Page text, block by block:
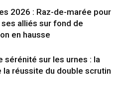
2026 : Raz-de-marée pour
ses alliés sur fond de
en hausse
sérénité sur les urnes : la
la réussite du double scrutin